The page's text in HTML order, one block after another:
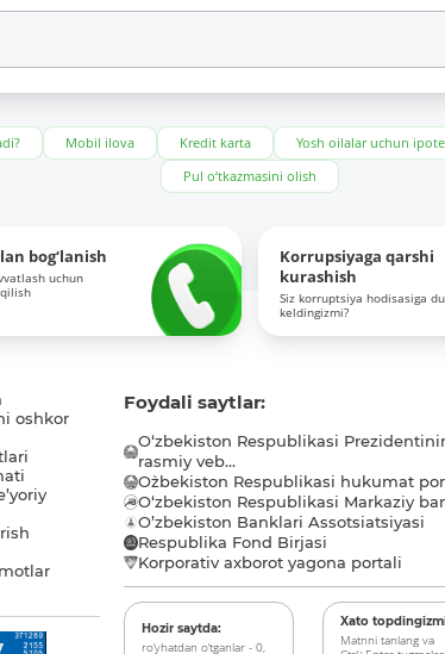
Mobil ilova Kredit karta Yosh oilalar uchun
Pul o‘tkazmasini olish
bog‘lanish
uchun
qilish
Korrupsiyaga qarshi
kurashish
Siz korruptsiya hodisasiga
keldingizmi?
oshkor
Foydali saytlar:
O‘zbekiston Respublikasi
rasmiy veb...
O`zbekiston Respublikasi hukumat
O‘zbekiston Respublikasi Markaziy
O’zbekiston Banklari Assotsiatsiyasi
Respublika Fond Birjasi
Korporativ axborot yagona portali
Hozir saytda:
ro‘yhatdan o‘tganlar - 0,
Xato
Matnni tanlang va